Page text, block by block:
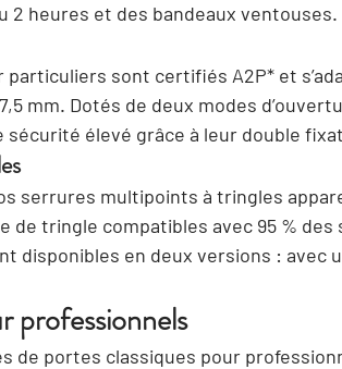
2 heures et des bandeaux ventouses.
particuliers sont certifiés A2P* et
mm. Dotés de deux modes
élevé grâce à leur double
serrures multipoints à tringles
de tringle compatibles avec 95 %
disponibles en deux versions : avec
professionnels
de portes classiques pour